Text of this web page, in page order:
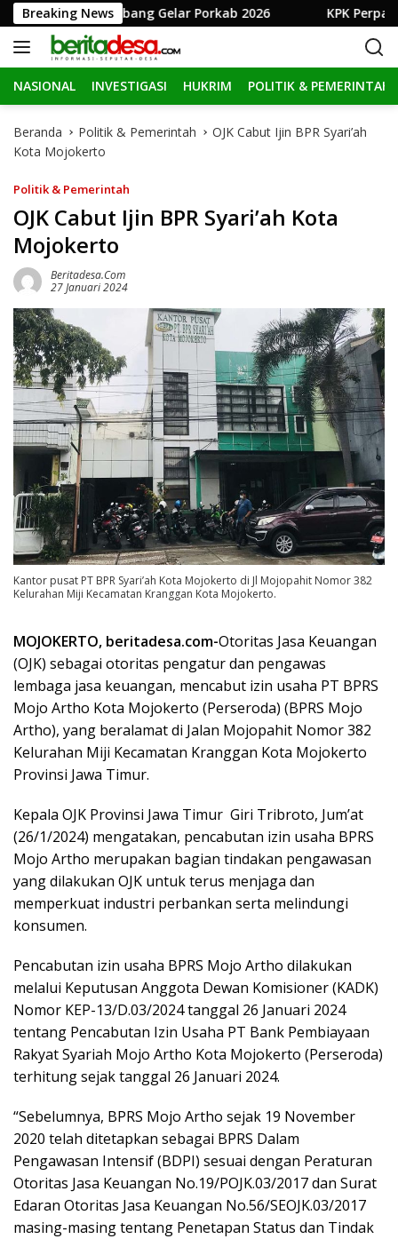
a
g
u
Breaking News
Jombang Gelar Porkab 2026 KPK
NASIONAL INVESTIGASI HUKRIM POLITIK & PEMERINTAH
Beranda Politik & Pemerintah
OJK Cabut Ijin BPR Syari’ah
Kota Mojokerto
Politik & Pemerintah
OJK Cabut Ijin BPR Syari’ah Kota
Mojokerto
Beritadesa.com
27 Januari 2024
Kantor pusat PT BPR Syari’ah Kota Mojokerto di Jl Mojopahit Nomor 382
Kelurahan Miji Kecamatan Kranggan Kota Mojokerto.
MOJOKERTO, beritadesa.com-Otoritas Jasa Keuangan
(OJK) sebagai otoritas pengatur dan pengawas
lembaga jasa keuangan, mencabut izin usaha PT BPRS
Mojo Artho Kota Mojokerto (Perseroda) (BPRS Mojo
Artho), yang beralamat di Jalan Mojopahit Nomor 382
Kelurahan Miji Kecamatan Kranggan Kota Mojokerto
Provinsi Jawa Timur.
Kepala OJK Provinsi Jawa Timur Giri Tribroto, Jum’at
(26/1/2024) mengatakan, pencabutan izin usaha BPRS
Mojo Artho merupakan bagian tindakan pengawasan
yang dilakukan OJK untuk terus menjaga dan
memperkuat industri perbankan serta melindungi
konsumen.
Pencabutan izin usaha BPRS Mojo Artho dilakukan
melalui Keputusan Anggota Dewan Komisioner (KADK)
Nomor KEP-13/D.03/2024 tanggal 26 Januari 2024
tentang Pencabutan Izin Usaha PT Bank Pembiayaan
Rakyat Syariah Mojo Artho Kota Mojokerto (Perseroda)
terhitung sejak tanggal 26 Januari 2024.
“Sebelumnya, BPRS Mojo Artho sejak 19 November
2020 telah ditetapkan sebagai BPRS Dalam
Pengawasan Intensif (BDPI) sesuai dengan Peraturan
Otoritas Jasa Keuangan No.19/POJK.03/2017 dan Surat
Edaran Otoritas Jasa Keuangan No.56/SEOJK.03/2017
masing-masing tentang Penetapan Status dan Tindak